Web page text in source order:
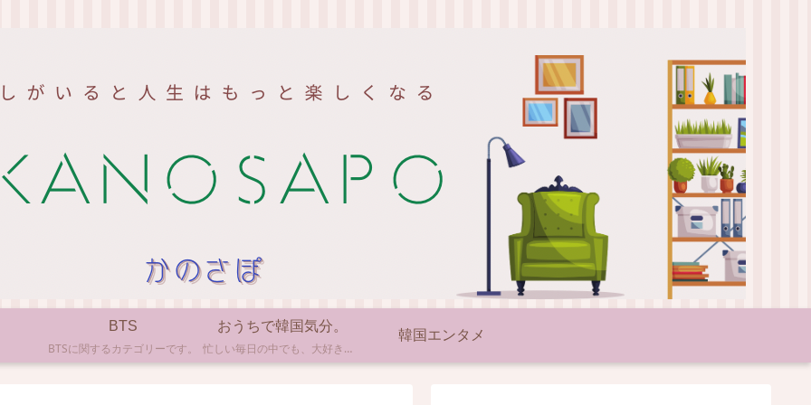
BTS
BTSに関するカテゴリーです。
おうちで韓国気分。
忙しい毎日の中でも、大好きな韓国の文化やアイテムに触れると心がほっとしますよね。ここでは、自宅で手軽に楽しめる韓国の美味しいもの、お気に入りのコスメ、そして推し活の楽しみ方など、「おうちにいながら韓国気分」に触れられるヒントを私らしくお届けします。
韓国エンタメ